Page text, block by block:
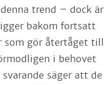
trend – dock är
bakom fortsatt
gör återtåget till
i behovet
säger att de